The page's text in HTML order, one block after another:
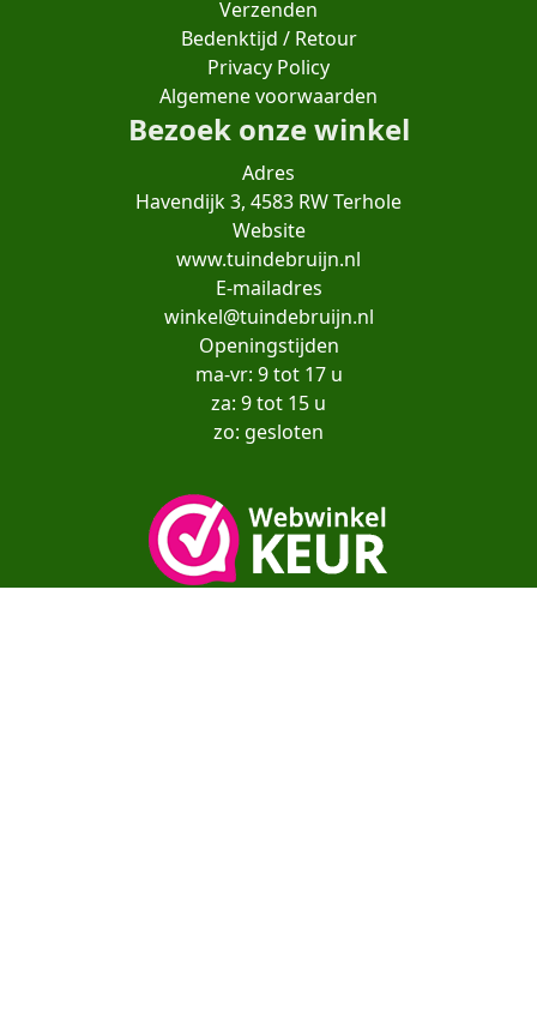
Verzenden
Bedenktijd / Retour
Privacy Policy
Algemene voorwaarden
Bezoek onze winkel
Adres
Havendijk 3, 4583 RW Terhole
Website
www.tuindebruijn.nl
E-mailadres
winkel@tuindebruijn.nl
Openingstijden
ma-vr: 9 tot 17 u
za: 9 tot 15 u
zo: gesloten